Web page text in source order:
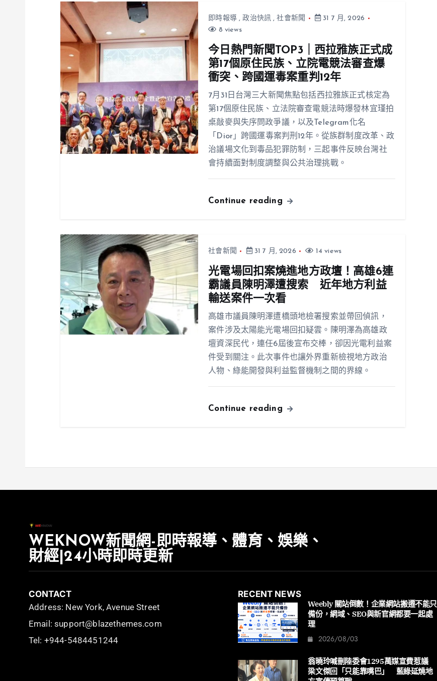
即時報導,政治快訊,社會新聞
31 7 月, 2026
8 views
今日熱門新聞TOP3｜西拉雅族正式成
第17個原住民族、立院電競法審查爆
衝突、跨國運毒案重判12年
7月31日台灣三大新聞焦點包括西拉雅族正式核定為
第17個原住民族、立法院審查電競法時爆發林宜瑾拍
桌敲麥與失序問政爭議，以及Telegram化名
「Dior」跨國運毒案判刑12年。從族群制度改革、政
治議場文化到毒品犯罪防制，三起事件反映台灣社
會持續面對制度調整與公共治理挑戰。
Continue reading
社會新聞 31 7 月, 2026 14 views
光電場回扣案燒進地方政壇！高雄6連
霸議員陳明澤遭搜索 近年地方利益
輸送案件一次看
高雄市議員陳明澤遭橋頭地檢署搜索並帶回偵訊，
案件涉及太陽能光電場回扣疑雲。陳明澤為高雄政
壇資深民代，連任6屆後宣布交棒，卻因光電利益案
件受到關注。此次事件也讓外界重新檢視地方政治
人物、綠能開發與利益監督機制之間的界線。
Continue reading
WEKNOW新聞網-即時報導、體育、娛樂、
財經|24小時即時更新
CONTACT
Address: New York, Avenue Street
Email: support@blazethemes.com
Tel: +944-5484451244
RECENT NEWS
Weebly 關站倒數！企業網站搬遷不能只
備份，網域、SEO與新官網都要一起處
理
2026/08/03
翁曉玲喊刪陸委會1295萬媒宣費惹議
梁文傑回「只能靠嘴巴」 藍綠延燒地